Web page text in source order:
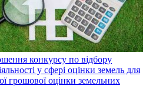
конкурсу по відбору
у сфері оцінки земель для
грошової оцінки земельних